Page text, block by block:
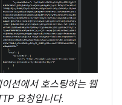
이션에서 호스팅하는 웹
요청입니다.